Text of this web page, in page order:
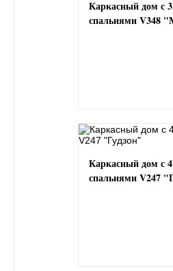
Каркасный дом с 3
спальнями V348
Каркасный дом с 4
спальнями V247